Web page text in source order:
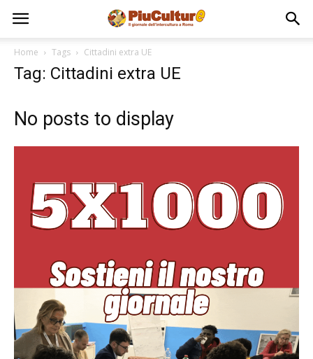
Home Tags Cittadini extra UE
Tag: Cittadini extra UE
No posts to display